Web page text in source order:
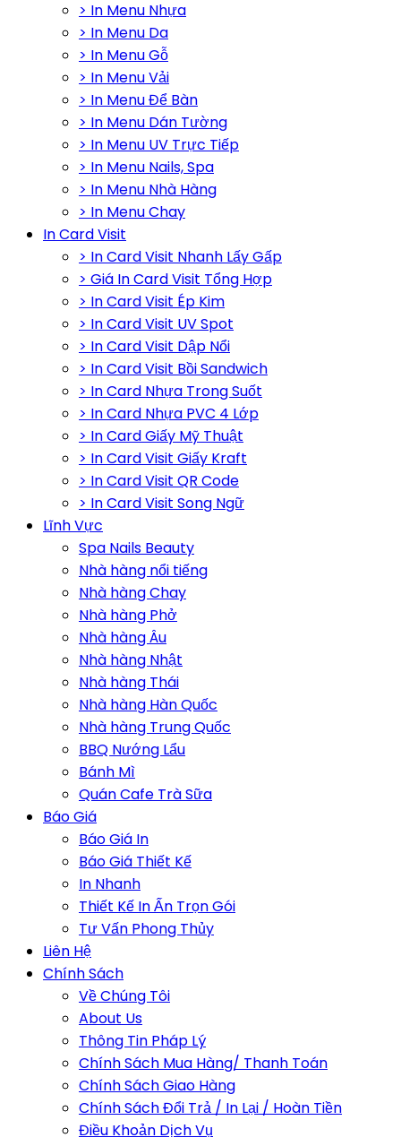
> In Menu Nhựa
> In Menu Da
> In Menu Gỗ
> In Menu Vải
> In Menu Để Bàn
> In Menu Dán Tường
> In Menu UV Trực Tiếp
> In Menu Nails, Spa
> In Menu Nhà Hàng
> In Menu Chay
In Card Visit
> In Card Visit Nhanh Lấy Gấp
> Giá In Card Visit Tổng Hợp
> In Card Visit Ép Kim
> In Card Visit UV Spot
> In Card Visit Dập Nổi
> In Card Visit Bồi Sandwich
> In Card Nhựa Trong Suốt
> In Card Nhựa PVC 4 Lớp
> In Card Giấy Mỹ Thuật
> In Card Visit Giấy Kraft
> In Card Visit QR Code
> In Card Visit Song Ngữ
Lĩnh Vực
Spa Nails Beauty
Nhà hàng nổi tiếng
Nhà hàng Chay
Nhà hàng Phở
Nhà hàng Âu
Nhà hàng Nhật
Nhà hàng Thái
Nhà hàng Hàn Quốc
Nhà hàng Trung Quốc
BBQ Nướng Lẩu
Bánh Mì
Quán Cafe Trà Sữa
Báo Giá
Báo Giá In
Báo Giá Thiết Kế
In Nhanh
Thiết Kế In Ấn Trọn Gói
Tư Vấn Phong Thủy
Liên Hệ
Chính Sách
Về Chúng Tôi
About Us
Thông Tin Pháp Lý
Chính Sách Mua Hàng/ Thanh Toán
Chính Sách Giao Hàng
Chính Sách Đổi Trả / In Lại / Hoàn Tiền
Điều Khoản Dịch Vụ